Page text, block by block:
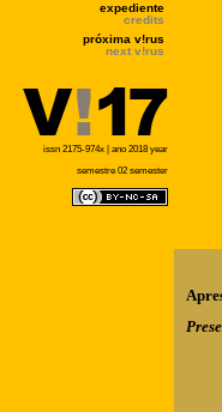
expediente
credits
próxima v!rus
next v!rus
issn 2175-974x | ano 2018 year
semestre 02 semester